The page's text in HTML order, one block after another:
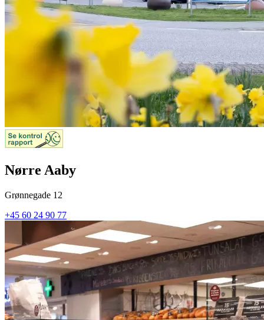
Nørre Aaby
Grønnegade 12
+45 60 24 90 77